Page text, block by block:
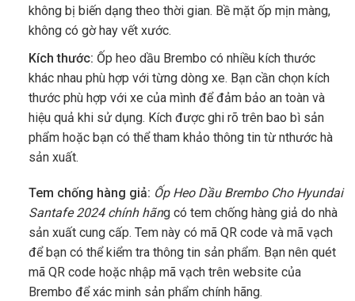
không bị biến dạng theo thời gian. Bề mặt ốp mịn màng,
không có gờ hay vết xước.
Kích thước: Ốp heo dầu Brembo có nhiều kích thước
khác nhau phù hợp với từng dòng xe. Bạn cần chọn kích
thước phù hợp với xe của mình để đảm bảo an toàn và
hiệu quả khi sử dụng. Kích được ghi rõ trên bao bì sản
phẩm hoặc bạn có thể tham khảo thông tin từ nthước hà
sản xuất.
Tem chống hàng giả: Ốp Heo Dầu Brembo Cho Hyundai
Santafe 2024chính hãng có tem chống hàng giả do nhà
sản xuất cung cấp. Tem này có mã QR code và mã vạch
để bạn có thể kiểm tra thông tin sản phẩm. Bạn nên quét
mã QR code hoặc nhập mã vạch trên website của
Brembo để xác minh sản phẩm chính hãng.